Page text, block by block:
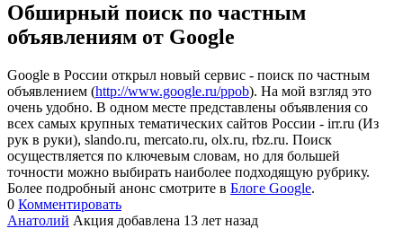
Обширный поиск по частным
объявлениям от Google
Google в России открыл новый сервис - поиск по частным
объявлением (http://www.google.ru/ppob). На мой взгляд это
очень удобно. В одном месте представлены объявления со
всех самых крупных тематических сайтов России - irr.ru (Из
рук в руки), slando.ru, mercato.ru, olx.ru, rbz.ru. Поиск
осуществляется по ключевым словам, но для большей
точности можно выбирать наиболее подходящую рубрику.
Более подробный анонс смотрите в Блоге Google.
0 Комментировать
Анатолий Акция добавлена 13 лет назад